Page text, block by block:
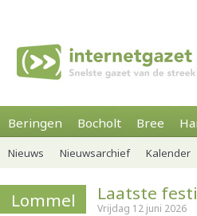
Beringen Bocholt Bree
Nieuws Nieuwsarchief Kalender
Lommel Laatste
Vrijdag 12 juni 2026